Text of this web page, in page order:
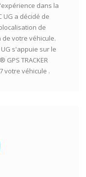
dans la
UG a décidé de
de
votre véhicule.
UG s'appuie sur le
GPS TRACKER
votre véhicule .